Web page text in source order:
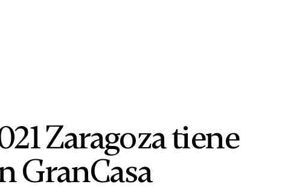
Zaragoza tiene
GranCasa